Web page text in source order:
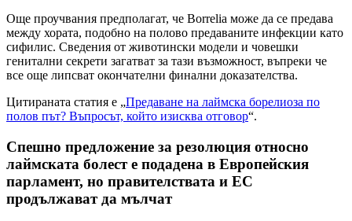
Още проучвания предполагат, че Borrelia може да се предава
между хората, подобно на полово предаваните инфекции като
сифилис. Сведения от животински модели и човешки
генитални секрети загатват за тази възможност, въпреки че
все още липсват окончателни финални доказателства.
Цитираната статия е „Предаване на лаймска борелиоза по
полов път? Въпросът, който изисква отговор“.
Спешно предложение за резолюция относно
лаймската болест е подадена в Европейския
парламент, но правителствата и ЕС
продължават да мълчат